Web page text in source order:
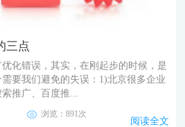
三点
化错误，其实，在刚起步的时候，是
要我们避免的失误：1)北京很多企业
推广、百度推...
浏览：891次
阅读全文